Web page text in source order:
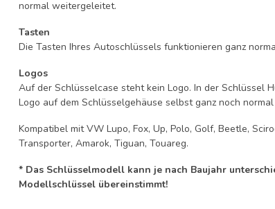
normal weitergeleitet.
Tasten
Die Tasten Ihres Autoschlüssels funktionieren ganz
Logos
Auf der Schlüsselcase steht kein Logo. In der Schlüssel
Logo auf dem Schlüsselgehäuse selbst ganz noch
Kompatibel mit VW Lupo, Fox, Up, Polo, Golf, Beetle,
Transporter, Amarok, Tiguan, Touareg.
* Das Schlüsselmodell kann je nach Baujahr
Modellschlüssel übereinstimmt!